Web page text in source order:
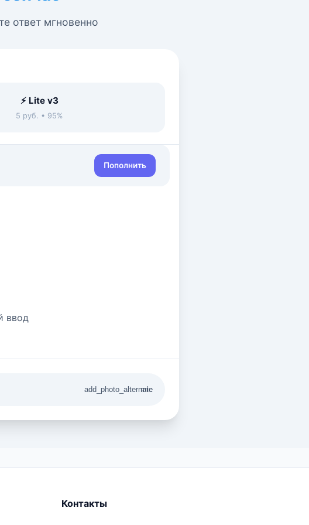
ответ мгновенно
⚡ Lite v3
5 руб. • 95%
Пополнить
ввод
add_photo_alternate
mic
Контакты